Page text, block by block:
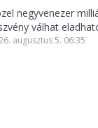
negyvenezer
válhat
augusztus 5. 06:35